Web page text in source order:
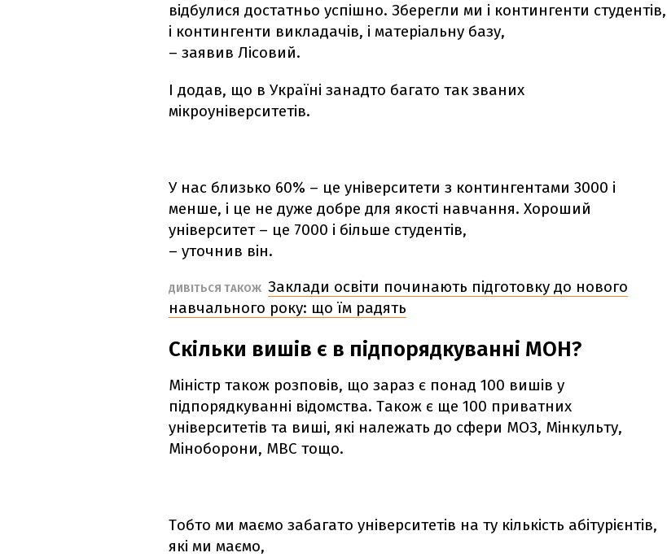
відбулися достатньо успішно. Зберегли ми і контингенти студентів,
і контингенти викладачів, і матеріальну базу,
– заявив Лісовий.
І додав, що в Україні занадто багато так званих
мікроуніверситетів.
У нас близько 60% – це університети з контингентами 3000 і
менше, і це не дуже добре для якості навчання. Хороший
університет – це 7000 і більше студентів,
– уточнив він.
ДИВІТЬСЯ ТАКОЖ Заклади освіти починають підготовку до нового
навчального року: що їм радять
Скільки вишів є в підпорядкуванні МОН?
Міністр також розповів, що зараз є понад 100 вишів у
підпорядкуванні відомства. Також є ще 100 приватних
університетів та виші, які належать до сфери МОЗ, Мінкульту,
Міноборони, МВС тощо.
Тобто ми маємо забагато університетів на ту кількість абітурієнтів,
які ми маємо,